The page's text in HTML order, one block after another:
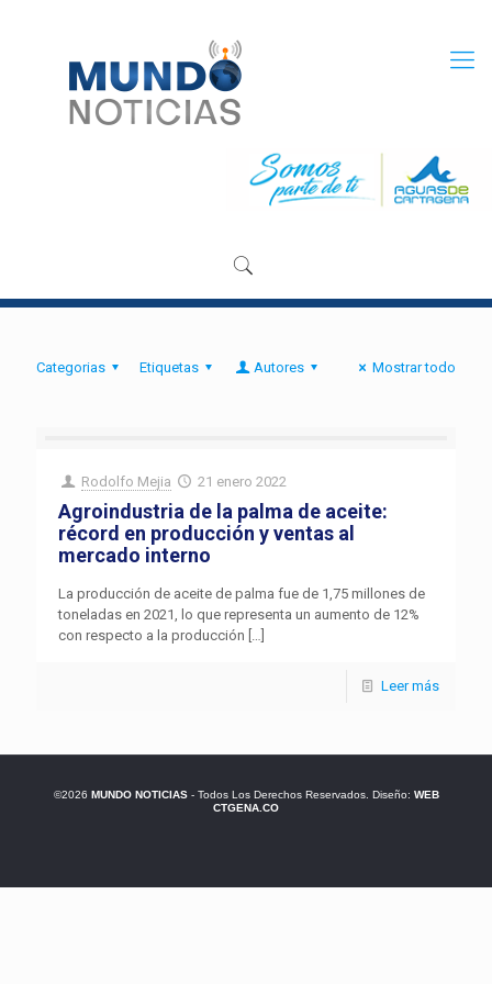
Categorias Etiquetas Autores Mostrar todo
Rodolfo Mejia 21 enero 2022
Agroindustria de la palma de aceite:
récord en producción y ventas al
mercado interno
La producción de aceite de palma fue de 1,75 millones de
toneladas en 2021, lo que representa un aumento de 12%
con respecto a la producción […]
Leer más
©2026 MUNDO NOTICIAS- Todos Los Derechos Reservados. Diseño: WEB
CTGENA.CO